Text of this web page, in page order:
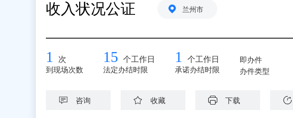
收入状况公证 兰州市
1 次
到现场次数
15 个工作日
法定办结时限
1 个工作日
承诺办结时限
即办件
办件类型
咨询 收藏 下载